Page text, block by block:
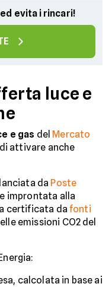
evita i rincari!
luce e
e gas del Mercato
attivare anche
lanciata da Poste
improntata alla
certificata dafonti
emissioni CO2 del
calcolata in base ai